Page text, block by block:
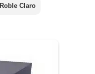
Roble Claro